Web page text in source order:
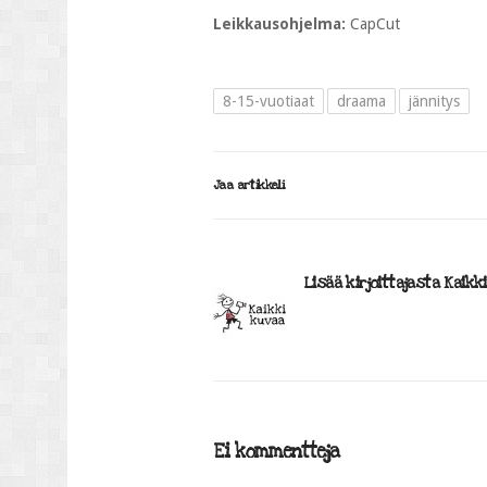
Leikkausohjelma: CapCut
8-15-vuotiaat draama jännitys
Jaa artikkeli
Lisää kirjoittajasta
Ei kommentteja